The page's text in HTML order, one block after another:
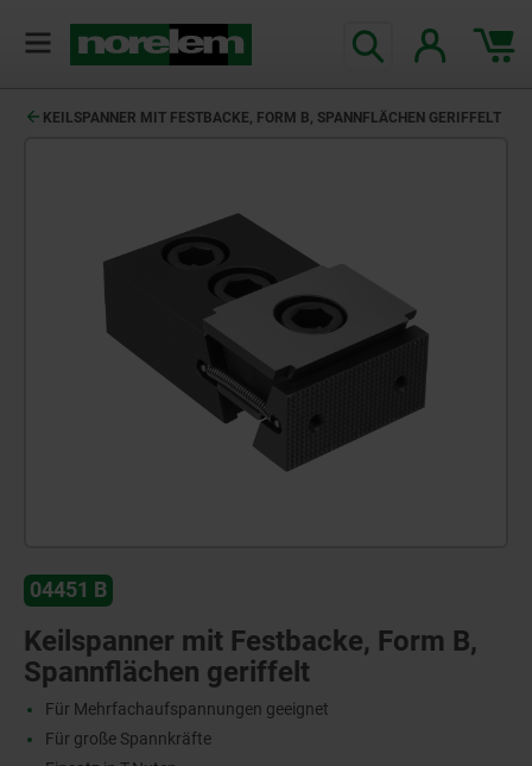
KEILSPANNER MIT FESTBACKE, FORM B, SPANNFLÄCHEN GERIFFELT
04451 B
Keilspanner mit Festbacke, Form B,
Spannflächen geriffelt
Für Mehrfachaufspannungen geeignet
Für große Spannkräfte